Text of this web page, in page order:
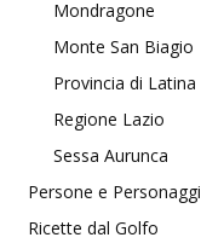
Mondragone
Monte San Biagio
Provincia di Latina
Regione Lazio
Sessa Aurunca
Persone e Personaggi
Ricette dal Golfo